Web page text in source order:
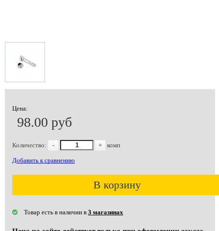
Цена:
98.00 руб
Количество: - + комп
Добавить к сравнению
В корзину
Товар есть в наличии в 3 магазинах